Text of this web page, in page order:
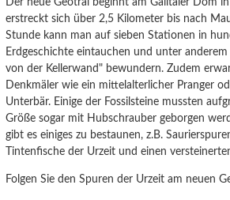
erstreckt sich über 2,5 Kilometer bis nach
Stunde kann man auf sieben Stationen in
Erdgeschichte eintauchen und unter
von der Kellerwand" bewundern. Zudem
Denkmäler wie ein mittelalterlicher Pranger
Unterbär. Einige der Fossilsteine mussten
Größe sogar mit Hubschrauber geborgen
gibt es einiges zu bestaunen, z.B.
Tintenfische der Urzeit und einen
Folgen Sie den Spuren der Urzeit am neuen